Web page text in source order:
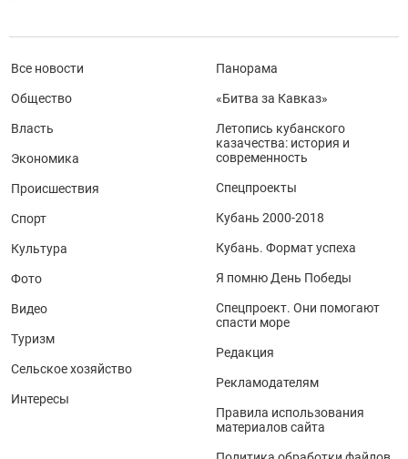
Все новости
Общество
Власть
Экономика
Происшествия
Спорт
Культура
Фото
Видео
Туризм
Сельское хозяйство
Интересы
Панорама
«Битва за Кавказ»
Летопись кубанского
казачества: история и
современность
Спецпроекты
Кубань 2000-2018
Кубань. Формат успеха
Я помню День Победы
Спецпроект. Они помогают
спасти море
Редакция
Рекламодателям
Правила использования
материалов сайта